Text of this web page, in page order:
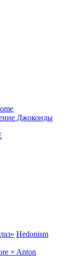
Джоконды
Hedonism
× Anton